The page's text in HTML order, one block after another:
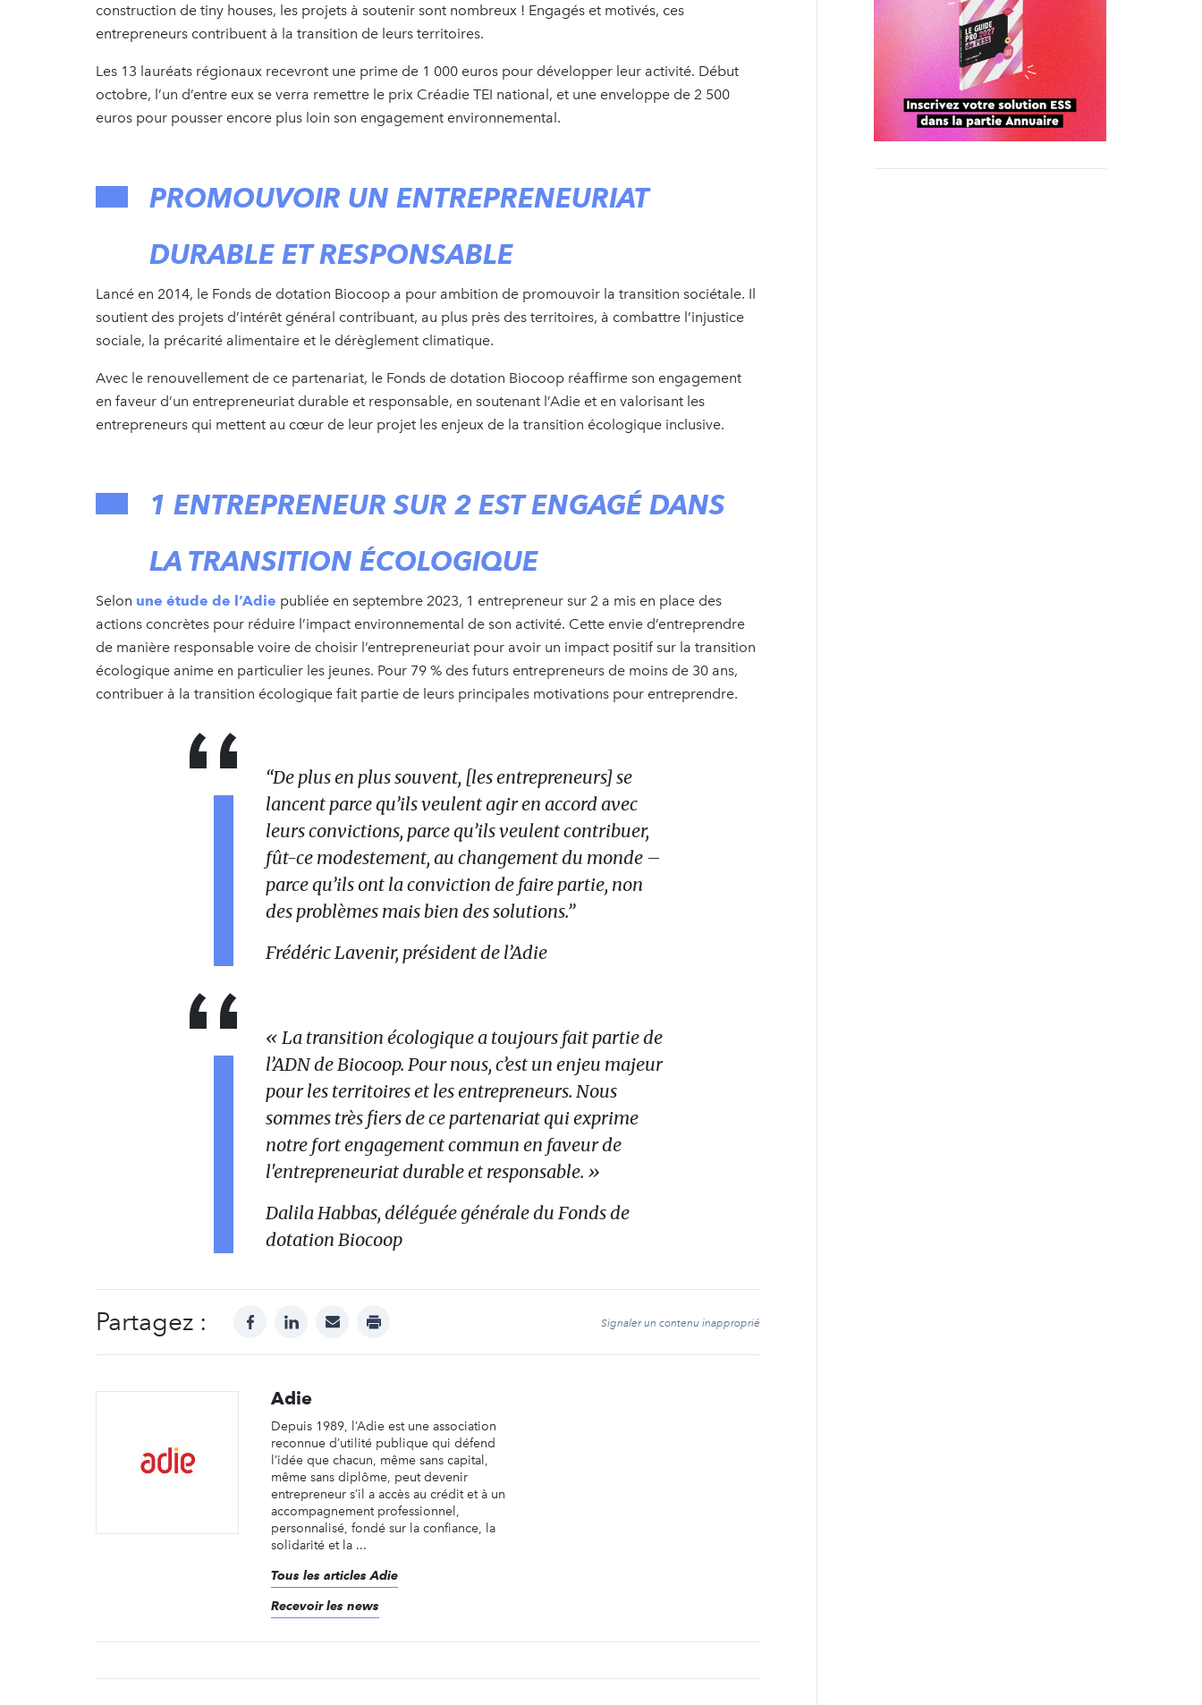
construction de tiny houses, les projets à soutenir sont nombreux ! Engagés et motivés, ces
entrepreneurs contribuent à la transition de leurs territoires.
Les 13 lauréats régionaux recevront une prime de 1 000 euros pour développer leur activité. Début
octobre, l’un d’entre eux se verra remettre le prix Créadie TEI national, et une enveloppe de 2 500
euros pour pousser encore plus loin son engagement environnemental.
PROMOUVOIR UN ENTREPRENEURIAT
DURABLE ET RESPONSABLE
Lancé en 2014, le Fonds de dotation Biocoop a pour ambition de promouvoir la transition sociétale. Il
soutient des projets d’intérêt général contribuant, au plus près des territoires, à combattre l’injustice
sociale, la précarité alimentaire et le dérèglement climatique.
Avec le renouvellement de ce partenariat, le Fonds de dotation Biocoop réaffirme son engagement
en faveur d’un entrepreneuriat durable et responsable, en soutenant l’Adie et en valorisant les
entrepreneurs qui mettent au cœur de leur projet les enjeux de la transition écologique inclusive.
1 ENTREPRENEUR SUR 2 EST ENGAGÉ DANS
LA TRANSITION ÉCOLOGIQUE
Selon une étude de l’Adie publiée en septembre 2023, 1 entrepreneur sur 2 a mis en place des
actions concrètes pour réduire l’impact environnemental de son activité. Cette envie d’entreprendre
de manière responsable voire de choisir l’entrepreneuriat pour avoir un impact positif sur la transition
écologique anime en particulier les jeunes. Pour 79 % des futurs entrepreneurs de moins de 30 ans,
contribuer à la transition écologique fait partie de leurs principales motivations pour entreprendre.
“De plus en plus souvent, [les entrepreneurs] se
lancent parce qu’ils veulent agir en accord avec
leurs convictions, parce qu’ils veulent contribuer,
fût-ce modestement, au changement du monde –
parce qu’ils ont la conviction de faire partie, non
des problèmes mais bien des solutions.”
Frédéric Lavenir, président de l’Adie
« La transition écologique a toujours fait partie de
l’ADN de Biocoop. Pour nous, c’est un enjeu majeur
pour les territoires et les entrepreneurs. Nous
sommes très fiers de ce partenariat qui exprime
notre fort engagement commun en faveur de
l'entrepreneuriat durable et responsable. »
Dalila Habbas, déléguée générale du Fonds de
dotation Biocoop
Partagez : facebooklinkedinmail print Signaler un contenu inapproprié
Adie
Depuis 1989, l’Adie est une association
reconnue d’utilité publique qui défend
l’idée que chacun, même sans capital,
même sans diplôme, peut devenir
entrepreneur s’il a accès au crédit et à un
accompagnement professionnel,
personnalisé, fondé sur la confiance, la
solidarité et la ...
Tous les articles Adie
Recevoir les news